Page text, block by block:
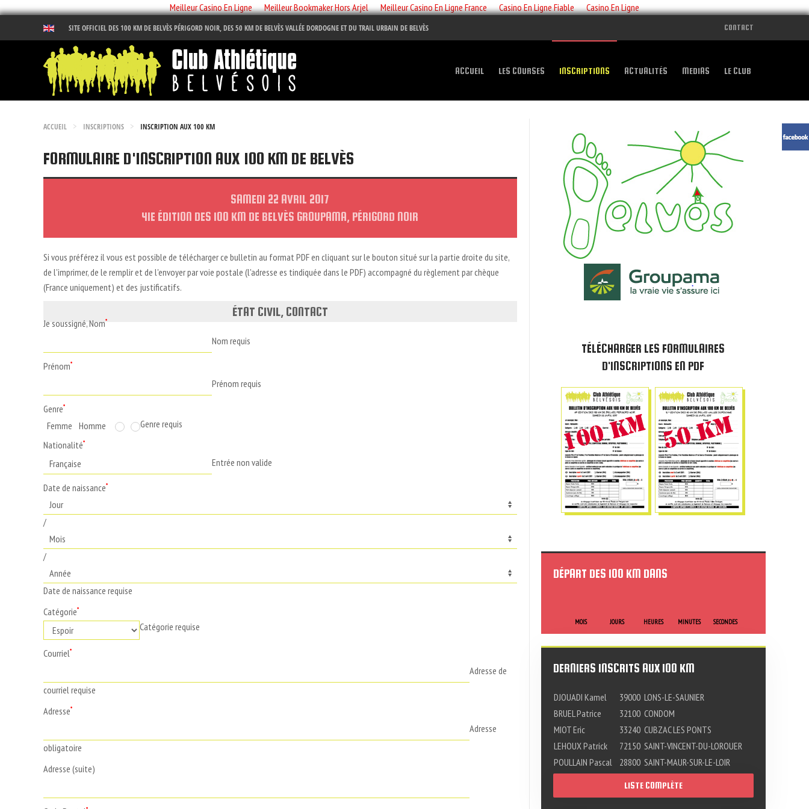
Meilleur Casino En Ligne Meilleur Bookmaker Hors Arjel Meilleur Casino En Ligne France Casino En Ligne Fiable Casino En Ligne
SITE OFFICIEL DES 100 KM DE BELVÈS PÉRIGORD NOIR, DES 50 KM DE BELVÈS VALLÉE DORDOGNE ET DU TRAIL URBAIN DE BELVÈS CONTACT
ACCUEIL LES COURSES INSCRIPTIONS ACTUALITÉS MEDIAS LE CLUB
ACCUEIL INSCRIPTIONS INSCRIPTION AUX 100 KM
FORMULAIRE D'INSCRIPTION AUX 100 KM DE BELVÈS
SAMEDI 22 AVRIL 2017
41E ÉDITION DES 100 KM DE BELVÈS GROUPAMA, PÉRIGORD NOIR
Si vous préférez il vous est possible de télécharger ce bulletin au format PDF en cliquant sur le bouton situé sur la partie droite du site,
de l'imprimer, de le remplir et de l'envoyer par voie postale (l'adresse es tindiquée dans le PDF) accompagné du règlement par chèque
(France uniquement) et des justificatifs.
ÉTAT CIVIL, CONTACT
Je soussigné, Nom*
Nom requis
Prénom*
Prénom requis
Genre*
Femme Homme
Genre requis
Nationalité*
Entrée non valide
Date de naissance*
/
/
Date de naissance requise
Catégorie*
Catégorie requise
Courriel*
Adresse de
courriel requise
Adresse*
Adresse
obligatoire
Adresse (suite)
TÉLÉCHARGER LES FORMULAIRES
D'INSCRIPTIONS EN PDF
DÉPART DES 100 KM DANS
MOIS JOURS HEURES MINUTES SECONDES
DERNIERS INSCRITS AUX 100 KM
DJOUADI Kamel 39000 LONS-LE-SAUNIER
BRUEL Patrice
32100 CONDOM
MIOT Eric
33240 CUBZAC LES PONTS
LEHOUX Patrick
72150 SAINT-VINCENT-DU-LOROUER
POULLAIN Pascal
28800 SAINT-MAUR-SUR-LE-LOIR
LISTE COMPLÈTE